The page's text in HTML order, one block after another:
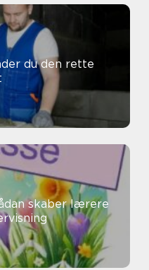
skaber lærere